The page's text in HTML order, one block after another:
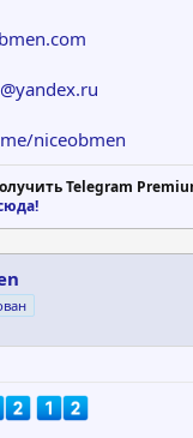
niceobmen
Telegram